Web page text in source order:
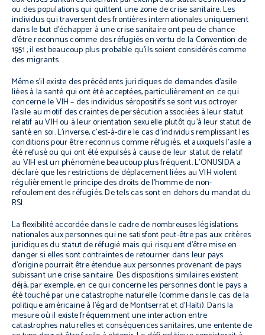
ou des populations qui quittent une zone de crise sanitaire. Les
individus qui traversent des frontières internationales uniquement
dans le but d’échapper à une crise sanitaire ont peu de chance
d’être reconnus comme des réfugiés en vertu de la Convention de
1951 ; il est beaucoup plus probable qu’ils soient considérés comme
des migrants.
Même s’il existe des précédents juridiques de demandes d’asile
liées à la santé qui ont été acceptées, particulièrement en ce qui
concerne le VIH – des individus séropositifs se sont vus octroyer
l’asile au motif des craintes de persécution associées à leur statut
relatif au VIH ou à leur orientation sexuelle plutôt qu’à leur statut de
santé en soi. L’inverse, c’est-à-dire le cas d’individus remplissant les
conditions pour être reconnus comme réfugiés, et auxquels l’asile a
été refusé ou qui ont été expulsés à cause de leur statut de relatif
au VIH est un phénomène beaucoup plus fréquent. L’ONUSIDA a
déclaré que les restrictions de déplacement liées au VIH violent
régulièrement le principe des droits de l’homme de non-
refoulement des réfugiés. De tels cas sont en dehors du mandat du
RSI.
La flexibilité accordée dans le cadre de nombreuses législations
nationales aux personnes qui ne satisfont peut-être pas aux critères
juridiques du statut de réfugié mais qui risquent d’être mise en
danger si elles sont contraintes de retourner dans leur pays
d’origine pourrait être étendue aux personnes provenant de pays
subissant une crise sanitaire. Des dispositions similaires existent
déjà, par exemple, en ce qui concerne les personnes dont le pays a
été touché par une catastrophe naturelle (comme dans le cas de la
politique américaine à l’égard de Montserrat et d’Haïti). Dans la
mesure où il existe fréquemment une interaction entre
catastrophes naturelles et conséquences sanitaires, une entente de